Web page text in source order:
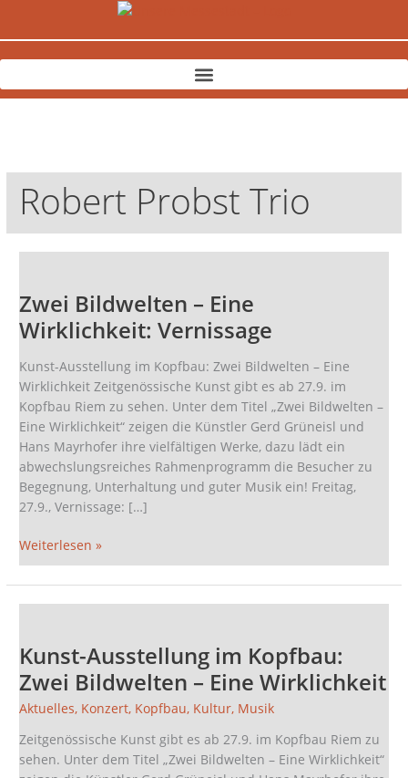
Robert Probst Trio
Zwei Bildwelten – Eine
Wirklichkeit: Vernissage
Kunst-Ausstellung im Kopfbau: Zwei Bildwelten – Eine
Wirklichkeit Zeitgenössische Kunst gibt es ab 27.9. im
Kopfbau Riem zu sehen. Unter dem Titel „Zwei Bildwelten –
Eine Wirklichkeit“ zeigen die Künstler Gerd Grüneisl und
Hans Mayrhofer ihre vielfältigen Werke, dazu lädt ein
abwechslungsreiches Rahmenprogramm die Besucher zu
Begegnung, Unterhaltung und guter Musik ein! Freitag,
27.9., Vernissage: […]
–
Eine
Wirklichkeit:
Vernissage
Weiterlesen »
Kunst-Ausstellung im Kopfbau:
Zwei Bildwelten – Eine Wirklichkeit
Aktuelles, Konzert, Kopfbau, Kultur, Musik
Zeitgenössische Kunst gibt es ab 27.9. im Kopfbau Riem zu
sehen. Unter dem Titel „Zwei Bildwelten – Eine Wirklichkeit“
im
Kopfbau:
Zwei
Bildwelten
–
Eine
Wirklichkeit